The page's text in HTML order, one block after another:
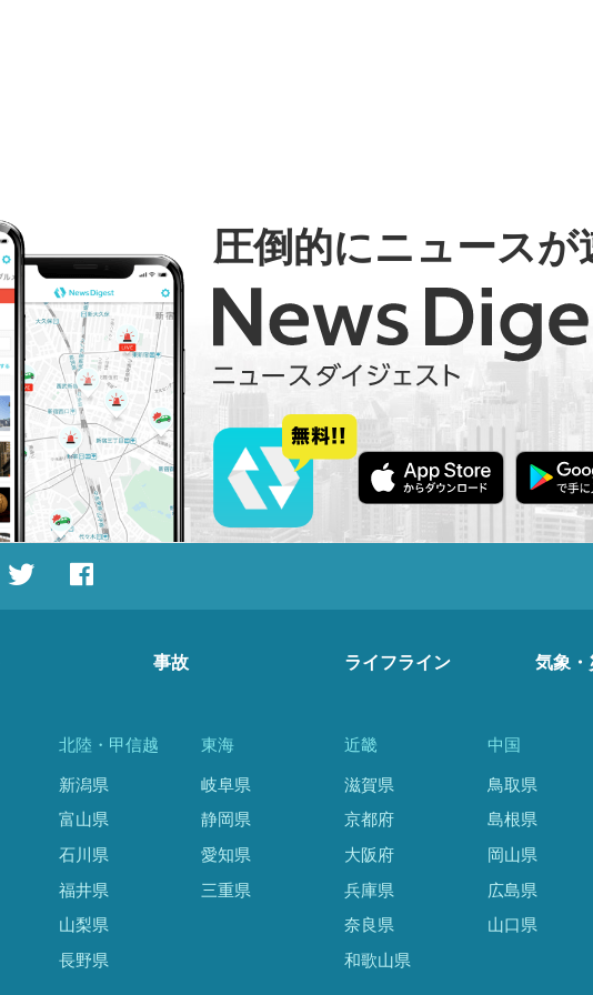
圧倒的にニュースが
事故 ライフライン 気象・
北陸・甲信越
新潟県
富山県
石川県
福井県
山梨県
長野県
東海
岐阜県
静岡県
愛知県
三重県
近畿
滋賀県
京都府
大阪府
兵庫県
奈良県
和歌山県
中国
鳥取県
島根県
岡山県
広島県
山口県